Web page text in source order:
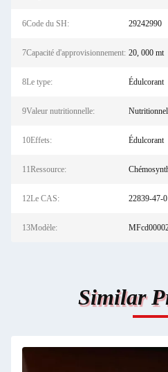
6Code du SH: 29242990
7Capacité d'approvisionnement: 20, 000 mt
8Le type: Édulcorant
9Valeur nutritionnelle: Nutritionnel
10Effets: Édulcorant
11Ressource:
12Le CAS: 22839-47-0
13Modèle:
Similar